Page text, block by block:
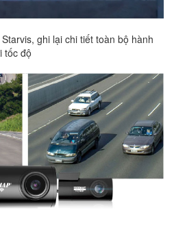
ghi lại chi tiết toàn bộ hành
tốc độ